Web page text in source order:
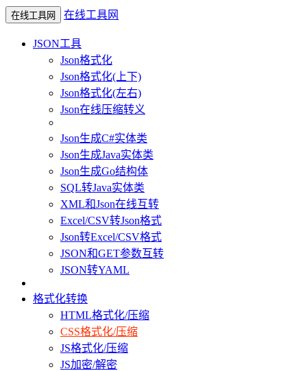
在线工具网 在线工具网
JSON工具
Json格式化
Json格式化(上下)
Json格式化(左右)
Json在线压缩转义
Json生成C#实体类
Json生成Java实体类
Json生成Go结构体
SQL转Java实体类
XML和Json在线互转
Excel/CSV转Json格式
Json转Excel/CSV格式
JSON和GET参数互转
JSON转YAML
格式化转换
HTML格式化/压缩
CSS格式化/压缩
JS格式化/压缩
JS加密/解密